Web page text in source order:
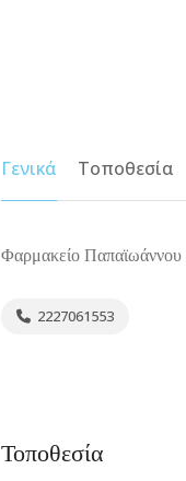
Γενικά Τοποθεσία
Φαρμακείο Παπαϊωάννου
2227061553
Τοποθεσία